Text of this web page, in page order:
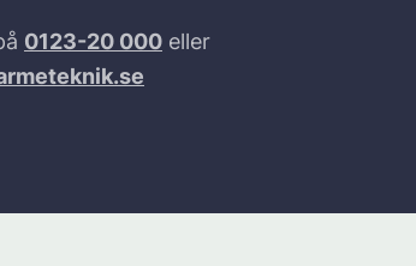
0123-20 000 eller